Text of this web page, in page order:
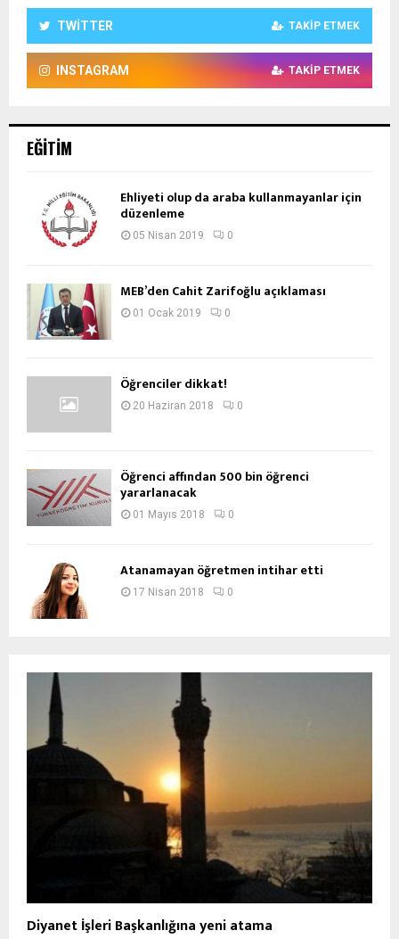
TWITTER TAKIP ETMEK
INSTAGRAM TAKIP ETMEK
EĞITIM
Ehliyeti olup da araba kullanmayanlar için
düzenleme
05 Nisan 2019 0
MEB’den Cahit Zarifoğlu açıklaması
01 Ocak 2019 0
Öğrenciler dikkat!
20 Haziran 2018 0
Öğrenci affından 500 bin öğrenci
yararlanacak
01 Mayıs 2018 0
Atanamayan öğretmen intihar etti
17 Nisan 2018 0
Diyanet İşleri Başkanlığına yeni atama